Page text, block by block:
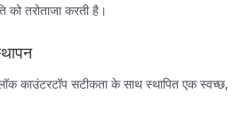
तरोताजा करती है।
काउंटरटॉप सटीकता के साथ स्थापित एक स्वच्छ,